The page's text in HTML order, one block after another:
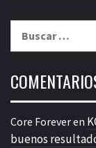
Core Foreveren
buenos